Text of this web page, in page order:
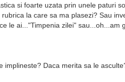
si foarte uzata prin unele paturi
la care sa ma plasezi? Sau
le ai..."Timpenia zilei" sau...oh...am
Daca merita sa le